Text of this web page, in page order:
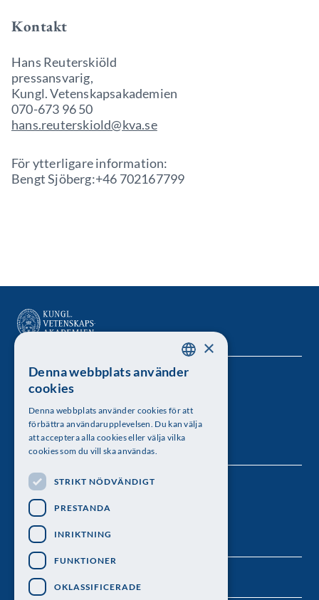
Kontakt
Hans Reuterskiöld
pressansvarig,
Kungl. Vetenskapsakademien
070-673 96 50
hans.reuterskiold@kva.se
För ytterligare information:
Bengt Sjöberg:+46 702167799
Kungl. Vetenskapsakademien
Besöksadress: Lilla Frescativägen 4A
Telefon: 08-673 95 00
Följ oss
SWEDISH
×
Denna webbplats använder
cookies
Denna webbplats använder cookies för att
förbättra användarupplevelsen. Du kan välja
att acceptera alla cookies eller välja vilka
cookies som du vill ska användas.
STRIKT NÖDVÄNDIGT
PRESTANDA
INRIKTNING
FUNKTIONER
OKLASSIFICERADE